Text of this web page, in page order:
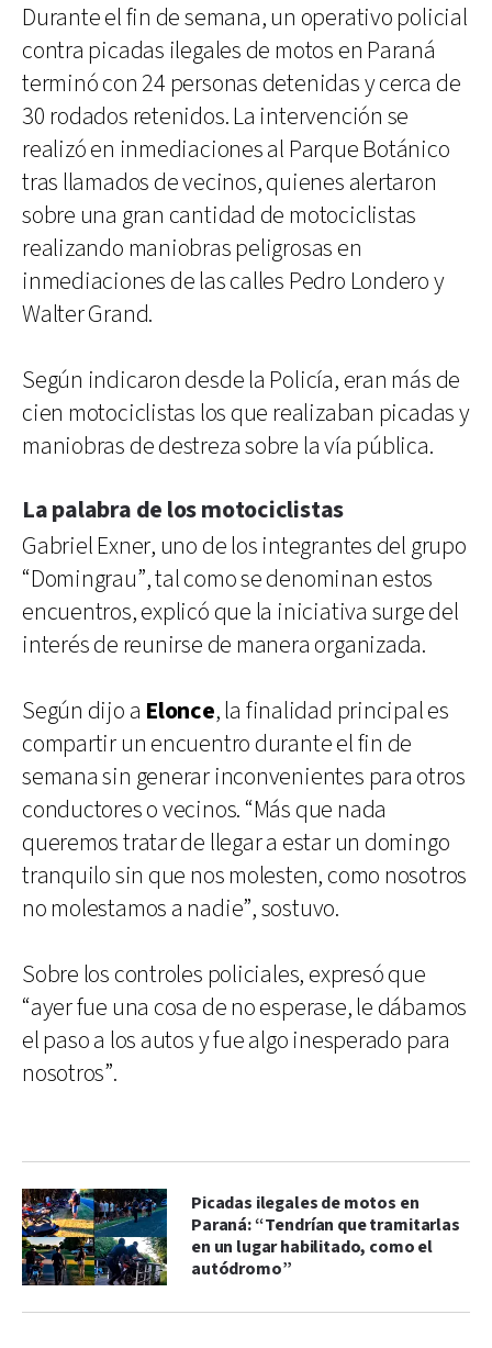
Durante el fin de semana, un operativo policial
contra picadas ilegales de motos en Paraná
terminó con 24 personas detenidas y cerca de
30 rodados retenidos. La intervención se
realizó en inmediaciones al Parque Botánico
tras llamados de vecinos, quienes alertaron
sobre una gran cantidad de motociclistas
realizando maniobras peligrosas en
inmediaciones de las calles Pedro Londero y
Walter Grand.
Según indicaron desde la Policía, eran más de
cien motociclistas los que realizaban picadas y
maniobras de destreza sobre la vía pública.
La palabra de los motociclistas
Gabriel Exner, uno de los integrantes del grupo
“Domingrau”, tal como se denominan estos
encuentros, explicó que la iniciativa surge del
interés de reunirse de manera organizada.
Según dijo a Elonce, la finalidad principal es
compartir un encuentro durante el fin de
semana sin generar inconvenientes para otros
conductores o vecinos. “Más que nada
queremos tratar de llegar a estar un domingo
tranquilo sin que nos molesten, como nosotros
no molestamos a nadie”, sostuvo.
Sobre los controles policiales, expresó que
“ayer fue una cosa de no esperase, le dábamos
el paso a los autos y fue algo inesperado para
nosotros”.
Picadas ilegales de motos en
Paraná: “Tendrían que tramitarlas
en un lugar habilitado, como el
autódromo”